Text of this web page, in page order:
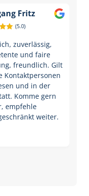
Fritz
(5.0)
zuverlässig,
und faire
freundlich. Gilt
Kontaktpersonen
und in der
Komme gern
empfehle
weiter.